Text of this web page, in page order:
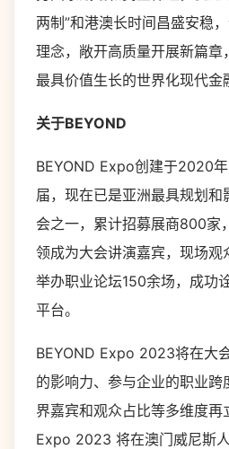
两制”和港澳长时间昌盛安稳
理念，敞开高质量开展新篇章
最具价值生长的世界化现代金
关于BEYOND
BEYOND Expo创建于2020
届，现在已是亚洲最具规划和
会之一，累计招募展商800家
领成为大会讲演嘉宾，现场观
举办职业论坛150余场，成功
平台。
BEYOND Expo 2023将在大
的影响力、参与企业的职业
界嘉宾和观众占比等多维度再
Expo 2023 将在澳门威尼斯